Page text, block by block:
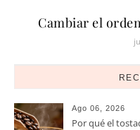
Cambiar el
Ago 06, 2026
Por qué el